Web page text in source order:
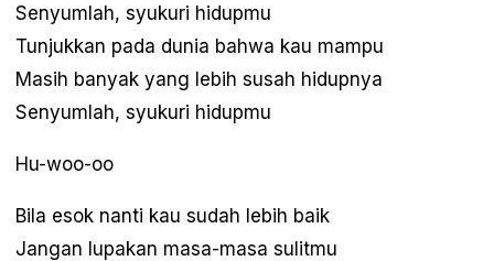
Senyumlah, syukuri hidupmu
Tunjukkan pada dunia bahwa kau mampu
Masih banyak yang lebih susah hidupnya
Senyumlah, syukuri hidupmu
Hu-woo-oo
Bila esok nanti kau sudah lebih baik
Jangan lupakan masa-masa sulitmu